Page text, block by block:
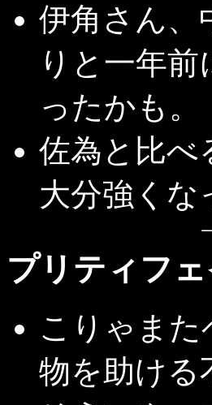
伊角さん、
りと一年
ったかも。
佐為と比べ
大分強くな
プリティフ
こりゃま
物を助ける